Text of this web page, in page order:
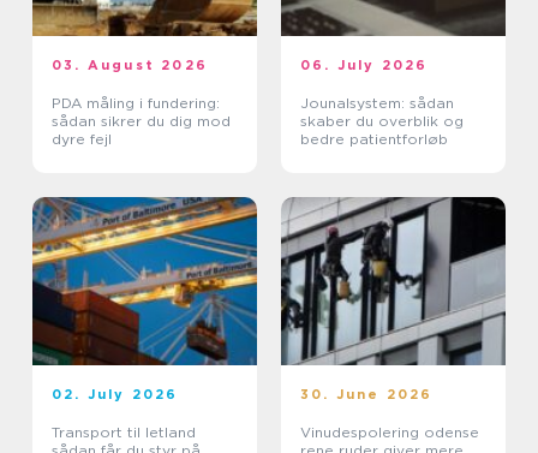
03. August 2026
PDA måling i fundering:
sådan sikrer du dig mod
dyre fejl
06. July 2026
Jounalsystem: sådan
skaber du overblik og
bedre patientforløb
02. July 2026
Transport til letland
30. June 2026
Vinudespolering odense